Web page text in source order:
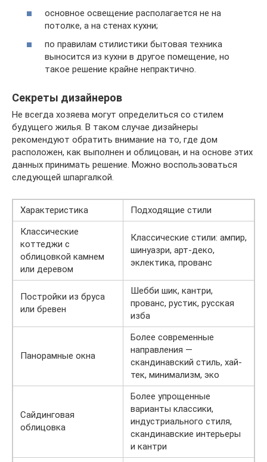
основное освещение располагается не на
потолке, а на стенах кухни;
по правилам стилистики бытовая техника
выносится из кухни в другое помещение, но
такое решение крайне непрактично.
Секреты дизайнеров
Не всегда хозяева могут определиться со стилем
будущего жилья. В таком случае дизайнеры
рекомендуют обратить внимание на то, где дом
расположен, как выполнен и облицован, и на основе этих
данных принимать решение. Можно воспользоваться
следующей шпаргалкой.
Характеристика
Подходящие стили
Классические
коттеджи с
облицовкой камнем
или деревом
Классические стили: ампир,
шинуазри, арт-деко,
эклектика, прованс
Постройки из бруса
или бревен
Шебби шик, кантри,
прованс, рустик, русская
изба
Панорамные окна
Более современные
направления —
скандинавский стиль, хай-
тек, минимализм, эко
Сайдинговая
облицовка
Более упрощенные
варианты классики,
индустриального стиля,
скандинавские интерьеры
и кантри